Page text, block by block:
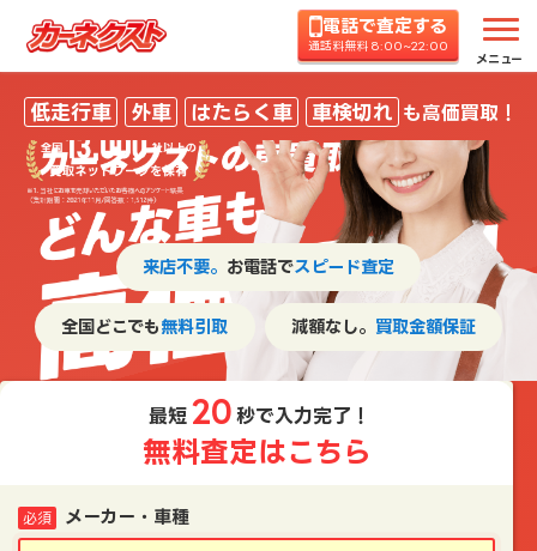
電話で査定する
通話料無料 8:00~22:00
メニュー
車買取といえばカーネクスト！
低走行車 外車 はたらく車 車検切れ も高価買取！
来店不要。 お電話でスピード査定
全国どこでも 無料引取 減額なし。 買取金額保証
最短 20 秒で入力完了！
無料査定はこちら
メーカー・車種
必須